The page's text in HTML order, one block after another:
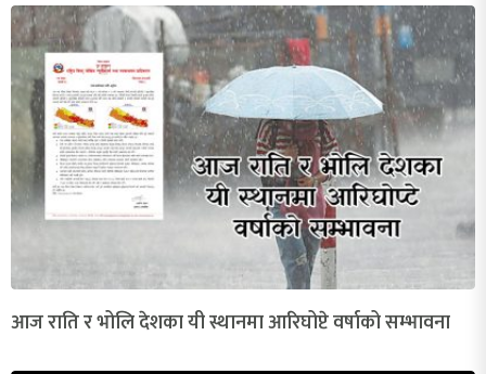
आज राति र भोलि देशका यी स्थानमा आरिघोप्टे वर्षाको सम्भावना